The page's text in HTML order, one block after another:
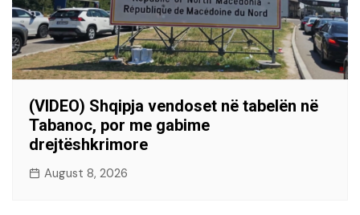
(VIDEO) Shqipja vendoset në tabelën në
Tabanoc, por me gabime
drejtëshkrimore
August 8, 2026